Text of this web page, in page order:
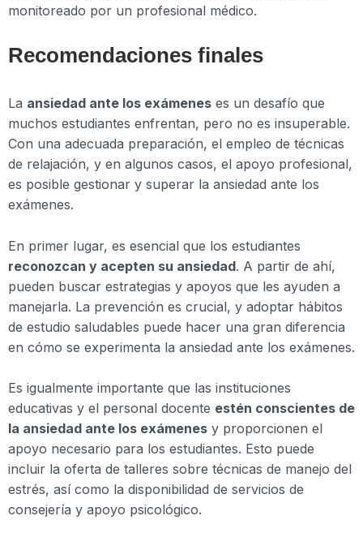
monitoreado por un profesional médico.
Recomendaciones finales
La ansiedad ante los exámenes es un desafío que
muchos estudiantes enfrentan, pero no es insuperable.
Con una adecuada preparación, el empleo de técnicas
de relajación, y en algunos casos, el apoyo profesional,
es posible gestionar y superar la ansiedad ante los
exámenes.
En primer lugar, es esencial que los estudiantes
reconozcan y acepten su ansiedad. A partir de ahí,
pueden buscar estrategias y apoyos que les ayuden a
manejarla. La prevención es crucial, y adoptar hábitos
de estudio saludables puede hacer una gran diferencia
en cómo se experimenta la ansiedad ante los exámenes.
Es igualmente importante que las instituciones
educativas y el personal docente estén conscientes de
la ansiedad ante los exámenes y proporcionen el
apoyo necesario para los estudiantes. Esto puede
incluir la oferta de talleres sobre técnicas de manejo del
estrés, así como la disponibilidad de servicios de
consejería y apoyo psicológico.